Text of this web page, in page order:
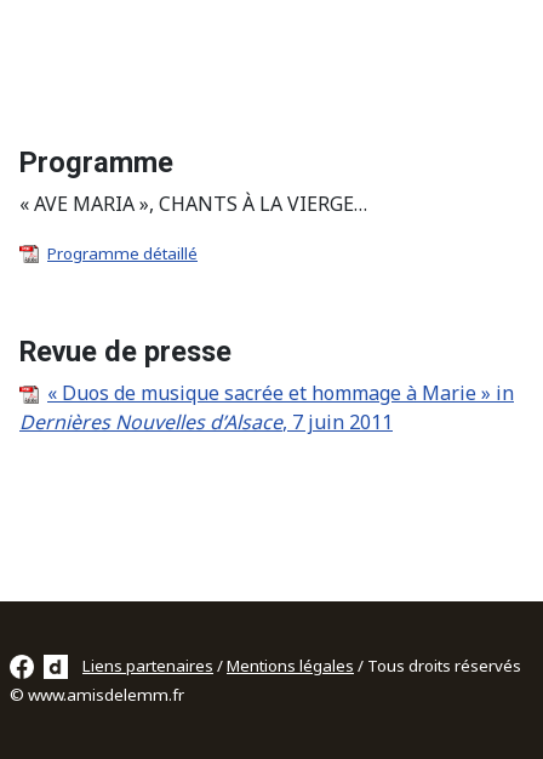
Programme
« AVE MARIA », CHANTS À LA VIERGE…
Programme détaillé
Revue de presse
« Duos de musique sacrée et hommage à Marie » in
Dernières Nouvelles d’Alsace, 7 juin 2011
Liens partenaires /Mentions légales / Tous droits réservés
© www.amisdelemm.fr